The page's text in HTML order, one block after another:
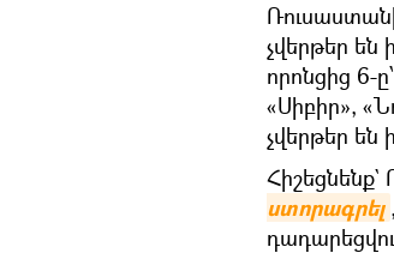
չվերթեր են
որոնցից 6-
«Սիբիր»,
չվերթեր
ստորագրել